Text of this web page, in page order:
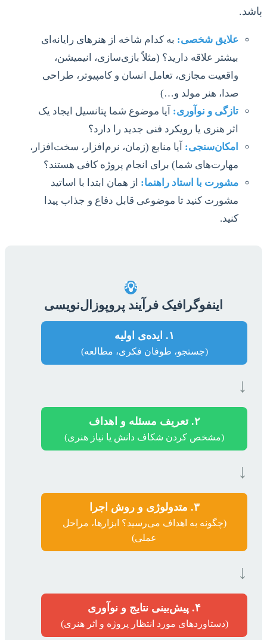
باشد.
علایق شخصی: به کدام شاخه از هنرهای رایانه‌ای
بیشتر علاقه دارید؟ (مثلاً بازی‌سازی، انیمیشن،
واقعیت مجازی، تعامل انسان و کامپیوتر، طراحی
صدا، هنر مولد و…)
تازگی و نوآوری: آیا موضوع شما پتانسیل ایجاد یک
اثر هنری یا رویکرد فنی جدید را دارد؟
امکان‌سنجی: آیا منابع (زمان، نرم‌افزار، سخت‌افزار،
مهارت‌های شما) برای انجام پروژه کافی هستند؟
مشورت با استاد راهنما: از همان ابتدا با اساتید
مشورت کنید تا موضوعی قابل دفاع و جذاب پیدا
کنید.
💡
اینفوگرافیک فرآیند پروپوزال‌نویسی
۱. ایده‌ی اولیه
(جستجو، طوفان فکری، مطالعه)
↓
۲. تعریف مسئله و اهداف
(مشخص کردن شکاف دانش یا نیاز هنری)
↓
۳. متدولوژی و روش اجرا
(چگونه به اهداف می‌رسید؟ ابزارها، مراحل
عملی)
↓
۴. پیش‌بینی نتایج و نوآوری
(دستاوردهای مورد انتظار پروژه و اثر هنری)